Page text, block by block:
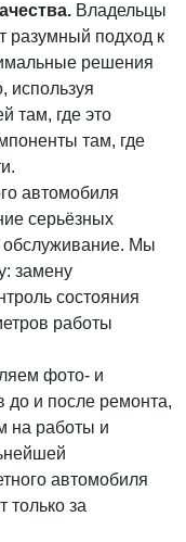
Владельцы
разумный подход к
решения
используя
там, где это
там, где
автомобиля
серьёзных
обслуживание. Мы
замену
состояния
работы
фото- и
до и после ремонта,
на работы и
автомобиля
только за